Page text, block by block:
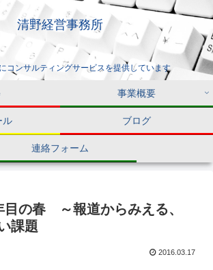
清野経営事務所
コンサルティングサービスを提供しています
事業概要
ル ブログ
連絡フォーム
目の春 ～報道からみえる、
課題
2016.03.17